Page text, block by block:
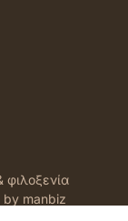
φιλοξενία
by manbiz